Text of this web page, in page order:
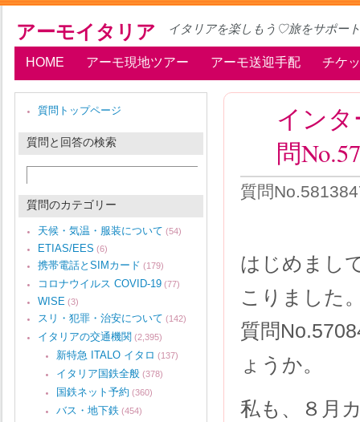
アーモイタリア イタリアを楽しもう♡旅をサポート
HOME アーモ現地ツアー アーモ送迎手配 チケ
イン
問
質問
はじめまし
こりました
質問
ょうか。
私も、８月
質問トップページ
質問と回答の検索
質問のカテゴリー
天候・気温・服装について (54)
ETIAS/EES (6)
携帯電話とSIMカード (179)
コロナウイルス COVID-19 (77)
WISE (3)
スリ・犯罪・治安について (142)
イタリアの交通機関 (2,395)
新特急 ITALO イタロ (137)
イタリア国鉄全般 (378)
国鉄ネット予約 (360)
バス・地下鉄 (454)